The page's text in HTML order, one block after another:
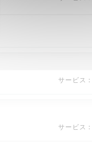
サービス :
サービス :